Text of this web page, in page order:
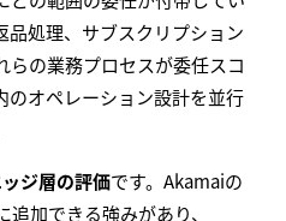
品処理、サブスクリプション
の業務プロセスが委任スコ
のオペレーション設計を並行
ジ層の評価です。Akamaiの
加できる強みがあり、